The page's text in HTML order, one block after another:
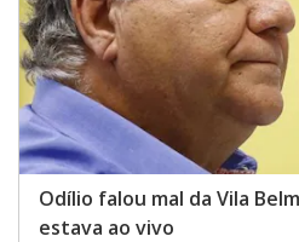
Odílio falou mal da Vila
estava ao vivo